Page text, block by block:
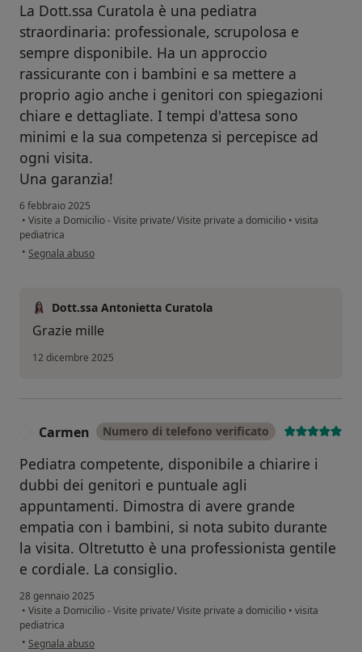
La Dott.ssa Curatola è una pediatra
straordinaria: professionale, scrupolosa e
sempre disponibile. Ha un approccio
rassicurante con i bambini e sa mettere a
proprio agio anche i genitori con spiegazioni
chiare e dettagliate. I tempi d'attesa sono
minimi e la sua competenza si percepisce ad
ogni visita.
Una garanzia!
6 febbraio 2025
• Visite a Domicilio - Visite private/ Visite private a domicilio • visita
pediatrica
• secondo l'opinione dell'utente Andrea
Segnala abuso
Dott.ssa Antonietta Curatola
Grazie mille
12 dicembre 2025
Carmen Numero di telefono verificato
Pediatra competente, disponibile a chiarire i
dubbi dei genitori e puntuale agli
appuntamenti. Dimostra di avere grande
empatia con i bambini, si nota subito durante
la visita. Oltretutto è una professionista gentile
e cordiale. La consiglio.
28 gennaio 2025
• Visite a Domicilio - Visite private/ Visite private a domicilio • visita
pediatrica
• secondo l'opinione dell'utente Carmen
Segnala abuso